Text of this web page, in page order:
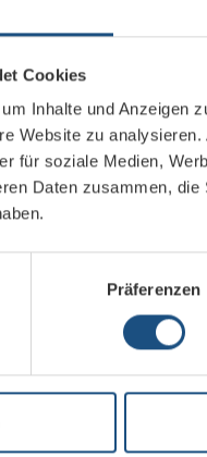
Cookies
Inhalte und Anzeigen
Website zu
für soziale Medien,
Daten zusammen,
Präferenzen
vor Ort, auf Augenhöhe
und Lösungen an Ihrem
aus dem AV-Umfeld
angenehmer Atmosphäre
2027
eine